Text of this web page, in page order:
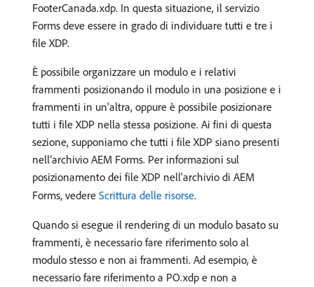
FooterCanada.xdp. In questa situazione, il servizio
Forms deve essere in grado di individuare tutti e tre i
file XDP.
È possibile organizzare un modulo e i relativi
frammenti posizionando il modulo in una posizione e i
frammenti in un'altra, oppure è possibile posizionare
tutti i file XDP nella stessa posizione. Ai fini di questa
sezione, supponiamo che tutti i file XDP siano presenti
nell’archivio AEM Forms. Per informazioni sul
posizionamento dei file XDP nell'archivio di AEM
Forms, vedere Scrittura delle risorse.
Quando si esegue il rendering di un modulo basato su
frammenti, è necessario fare riferimento solo al
modulo stesso e non ai frammenti. Ad esempio, è
necessario fare riferimento a PO.xdp e non a